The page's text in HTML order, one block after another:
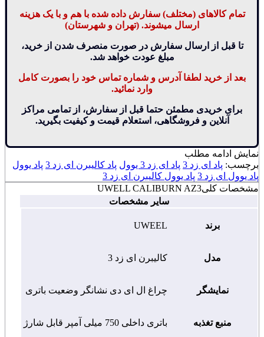
تمام کالاهای (مختلف) سفارش داده شده با هم و با یک هزینه
ارسال میشوند. (تهران و شهرستان)
تا قبل از ارسال سفارش در صورت منصرف شدن از خرید،
مبلغ عودت خواهد شد.
بعد از خرید لطفا آدرس و شماره تماس خود را بصورت کامل
وارد نمائید.
برای خریدی مطمئن حتما قبل از سفارش، از تمامی مراکز
آنلاین و فروشگاهی، استعلام قیمت و کیفیت بگیرید.
نمایش ادامه مطلب
برچسب: پاد ای زد 3 پاد ای زد 3 یوول پاد کالیبرن ای زد 3
پاد یوول
پاد یوول ای زد 3
پاد یوول کالیبرن ای زد 3
مشخصات کلیUWELL CALIBURN AZ3
سایر مشخصات
برند UWEEL
مدل کالیبرن ای زد 3
نمایشگر چراغ ال ای دی نشانگر وضعیت باتری
منبع تغذبه باتری داخلی 750 میلی آمپر قابل شارژ